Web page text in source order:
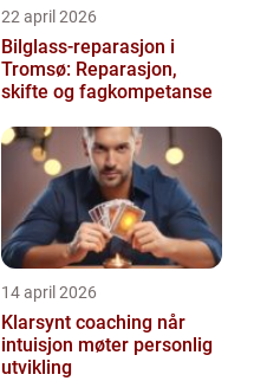
22 april 2026
Bilglass-reparasjon i
Tromsø: Reparasjon,
skifte og fagkompetanse
14 april 2026
Klarsynt coaching når
intuisjon møter personlig
utvikling